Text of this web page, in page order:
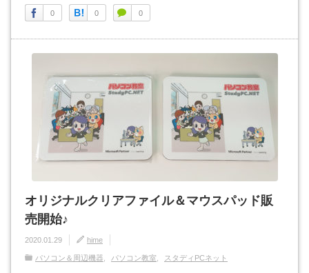
0 0 0
オリジナルクリアファイル＆マウスパッド販
売開始♪
2020.01.29 hime
パソコン＆周辺機器 パソコン教室 スタディPCネット